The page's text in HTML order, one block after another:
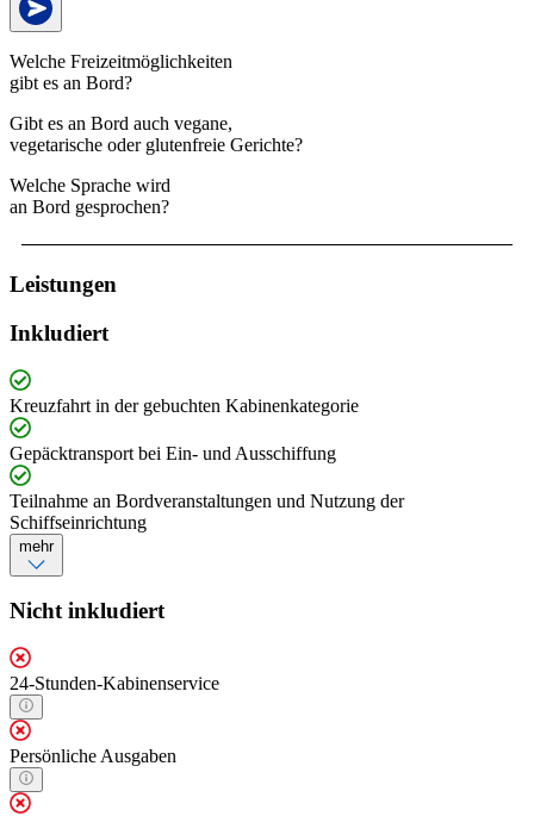
Welche Freizeitmöglichkeiten
gibt es an Bord?
Gibt es an Bord auch vegane,
vegetarische oder glutenfreie Gerichte?
Welche Sprache wird
an Bord gesprochen?
Leistungen
Inkludiert
Kreuzfahrt in der gebuchten Kabinenkategorie
Gepäcktransport bei Ein- und Ausschiffung
Teilnahme an Bordveranstaltungen und Nutzung der
Schiffseinrichtung
mehr
Nicht inkludiert
24-Stunden-Kabinenservice
Persönliche Ausgaben